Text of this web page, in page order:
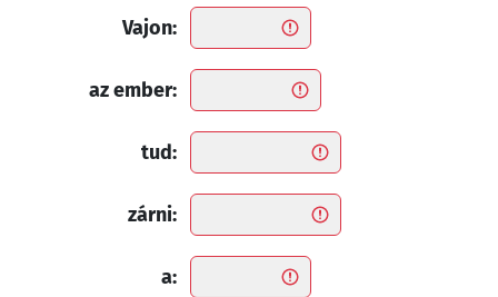
Vajon:
az ember:
tud:
zárni:
a: